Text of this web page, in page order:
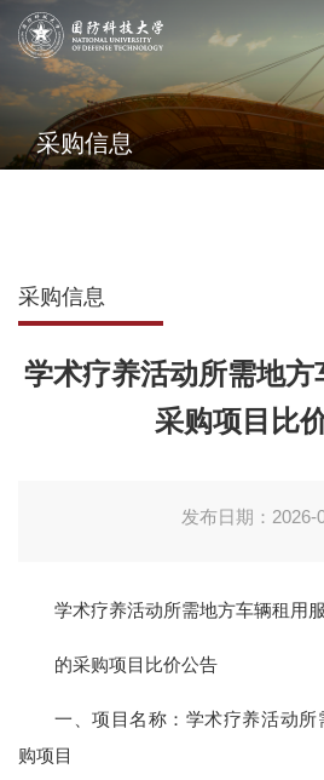
采购信息
采购信息
学术疗养活动所需地
采购项目比
发布日期：2026-
学术疗养活动所需地方车辆租用
的采购项目比价公告
一、项目名称：学术疗养活动
购项目